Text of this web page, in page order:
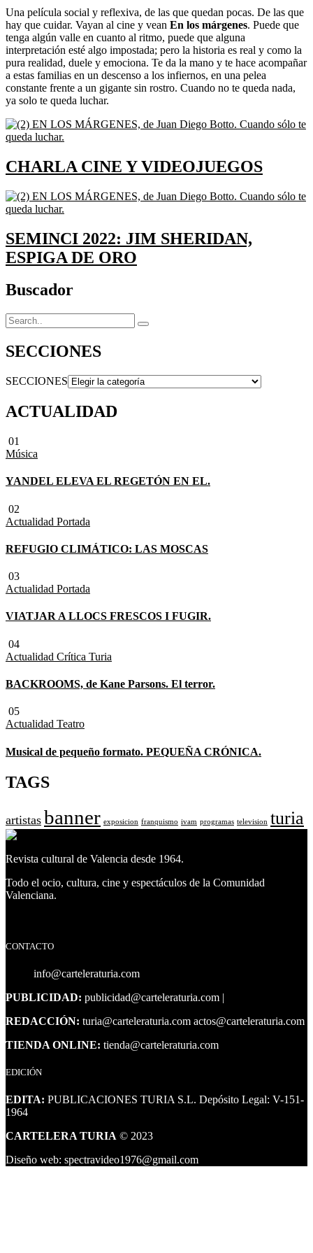
Una película social y reflexiva, de las que quedan pocas. De las que
hay que cuidar. Vayan al cine y vean En los márgenes. Puede que
tenga algún valle en cuanto al ritmo, puede que alguna
interpretación esté algo impostada; pero la historia es real y como la
pura realidad, duele y emociona. Te da la mano y te hace acompañar
a estas familias en un descenso a los infiernos, en una pelea
constante frente a un gigante sin rostro. Cuando no te queda nada,
ya solo te queda luchar.
CHARLA CINE Y VIDEOJUEGOS
SEMINCI 2022: JIM SHERIDAN,
ESPIGA DE ORO
Buscador
SECCIONES
SECCIONES
ACTUALIDAD
01
Música
YANDEL ELEVA EL REGETÓN EN EL.
02
Actualidad Portada
REFUGIO CLIMÁTICO: LAS MOSCAS
03
Actualidad Portada
VIATJAR A LLOCS FRESCOS I FUGIR.
04
Actualidad Crítica Turia
BACKROOMS, de Kane Parsons. El terror.
05
Actualidad Teatro
Musical de pequeño formato. PEQUEÑA CRÓNICA.
TAGS
artistas banner exposicion franquismo ivam programas television turia
Revista cultural de Valencia desde 1964.
Todo el ocio, cultura, cine y espectáculos de la Comunidad
Valenciana.
CONTACTO
info@carteleraturia.com
PUBLICIDAD: publicidad@carteleraturia.com |
REDACCIÓN: turia@carteleraturia.com actos@carteleraturia.com
TIENDA ONLINE: tienda@carteleraturia.com
EDICIÓN
EDITA: PUBLICACIONES TURIA S.L. Depósito Legal: V-151-
1964
CARTELERA TURIA © 2023
Diseño web: spectravideo1976@gmail.com